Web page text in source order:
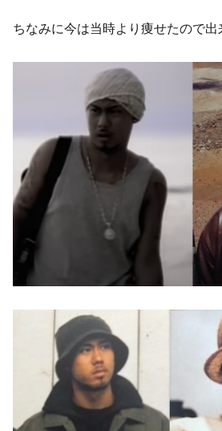
ちなみに今は当時より痩せたので出